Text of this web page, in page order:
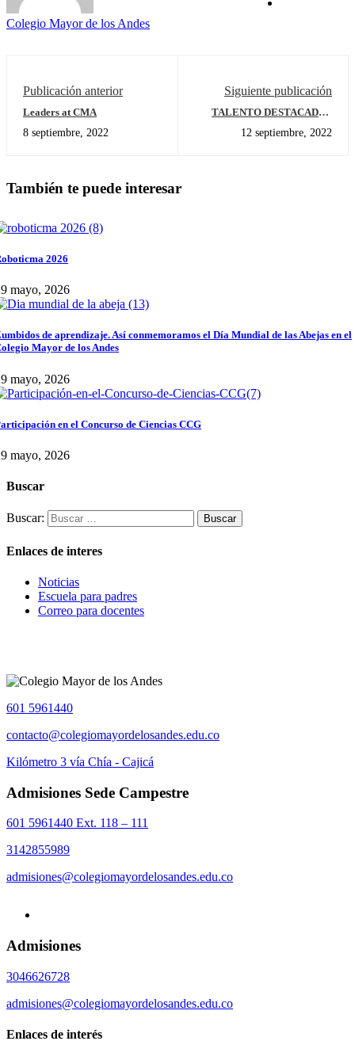
Colegio Mayor de los Andes
Publicación anterior
Leaders at CMA
8 septiembre, 2022
Siguiente publicación
TALENTO DESTACADO -
12 septiembre, 2022
También te puede interesar
2026
mayo, 2026
de aprendizaje. Así conmemoramos el Día Mundial de las Abejas en el
Mayor de los Andes
mayo, 2026
en el Concurso de Ciencias CCG
mayo, 2026
Buscar
Buscar:
Enlaces de interes
Noticias
Escuela para padres
Correo para docentes
601 5961440
contacto@colegiomayordelosandes.edu.co
Kilómetro 3 vía Chía - Cajicá
Admisiones Sede Campestre
601 5961440 Ext. 118 – 111
3142855989
admisiones@colegiomayordelosandes.edu.co
Admisiones
3046626728
admisiones@colegiomayordelosandes.edu.co
Enlaces de interés